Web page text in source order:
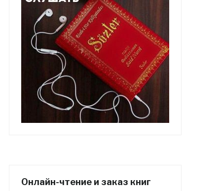
Онлайн-чтение и заказ книг